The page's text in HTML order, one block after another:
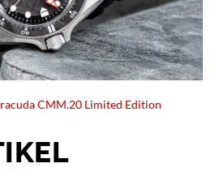
CMM.20 Limited Edition